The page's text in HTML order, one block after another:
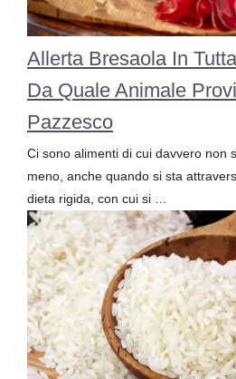
Allerta Bresaola In
Da Quale Animale
Pazzesco
Ci sono alimenti di cui davvero non
meno, anche quando si sta
dieta rigida, con cui si …